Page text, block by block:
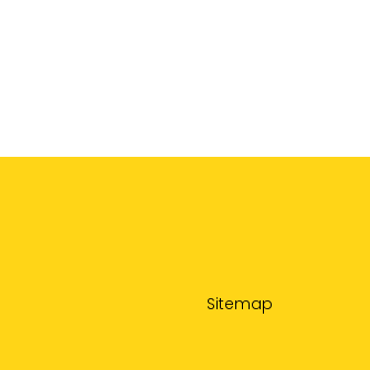
Sitemap